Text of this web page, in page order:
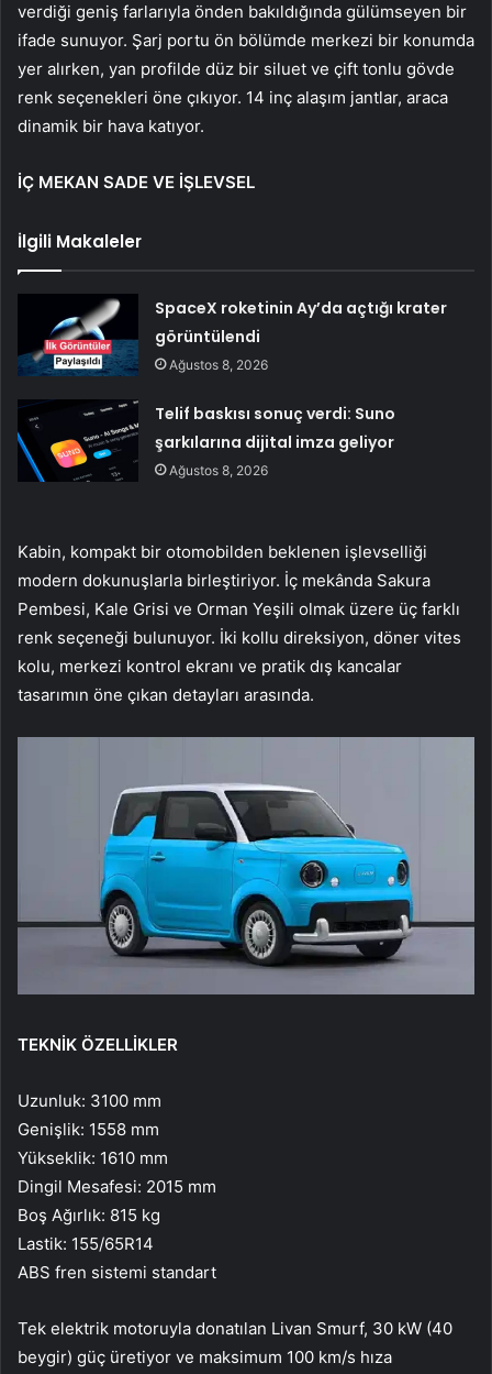
verdiği geniş farlarıyla önden bakıldığında gülümseyen bir
ifade sunuyor. Şarj portu ön bölümde merkezi bir konumda
yer alırken, yan profilde düz bir siluet ve çift tonlu gövde
renk seçenekleri öne çıkıyor. 14 inç alaşım jantlar, araca
dinamik bir hava katıyor.
İÇ MEKAN SADE VE İŞLEVSEL
İlgili Makaleler
SpaceX roketinin Ay’da açtığı krater
görüntülendi
Ağustos 8, 2026
Telif baskısı sonuç verdi: Suno
şarkılarına dijital imza geliyor
Ağustos 8, 2026
Kabin, kompakt bir otomobilden beklenen işlevselliği
modern dokunuşlarla birleştiriyor. İç mekânda Sakura
Pembesi, Kale Grisi ve Orman Yeşili olmak üzere üç farklı
renk seçeneği bulunuyor. İki kollu direksiyon, döner vites
kolu, merkezi kontrol ekranı ve pratik dış kancalar
tasarımın öne çıkan detayları arasında.
TEKNİK ÖZELLİKLER
Uzunluk: 3100 mm
Genişlik: 1558 mm
Yükseklik: 1610 mm
Dingil Mesafesi: 2015 mm
Boş Ağırlık: 815 kg
Lastik: 155/65R14
ABS fren sistemi standart
Tek elektrik motoruyla donatılan Livan Smurf, 30 kW (40
beygir) güç üretiyor ve maksimum 100 km/s hıza